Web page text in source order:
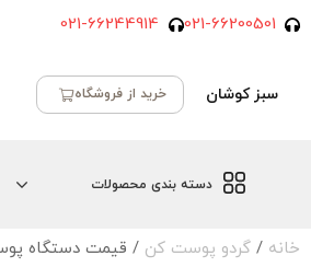
021-66200501
021-66244914
سبز کوشان خرید از فروشگاه
دسته بندی محصولات
خانه / گردو پوست کن / قیمت دستگاه